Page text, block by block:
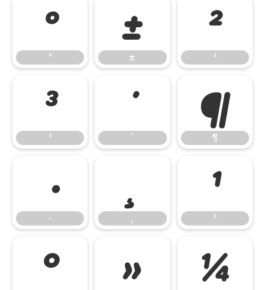
°
°
±
±
²
²
³
³
´
´
¶
¶
·
¸ ¹
¹
º » ¼